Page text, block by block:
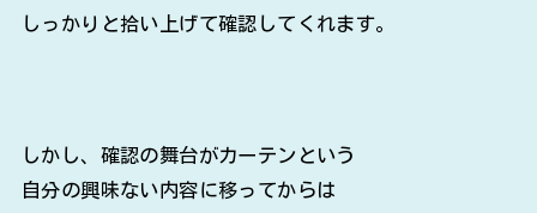
しっかりと拾い上げて確認してくれます。
しかし、確認の舞台がカーテンという
自分の興味ない内容に移ってからは